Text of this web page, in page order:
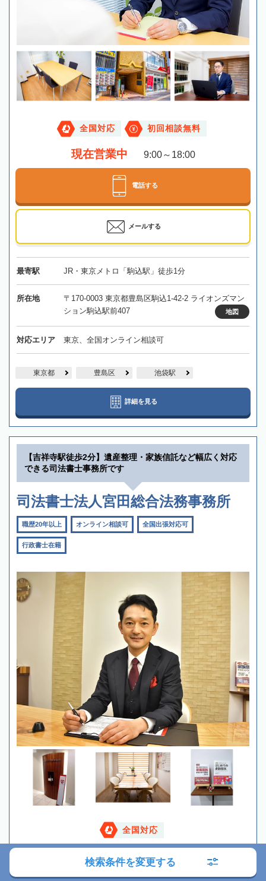
全国対応 初回相談無料
現在営業中 9:00～18:00
電話する
メールする
最寄駅 JR・東京メトロ「駒込駅」徒歩1分
所在地
〒170-0003 東京都豊島区駒込1-42-2 ライオンズマン
ション駒込駅前407
地図
対応エリア 東京、全国オンライン相談可
東京都 豊島区 池袋駅
詳細を見る
【吉祥寺駅徒歩2分】遺産整理・家族信託など幅広く対応
できる司法書士事務所です
司法書士法人宮田総合法務事務所
職歴20年以上 オンライン相談可 全国出張対応可
行政書士在籍
全国対応
現在営業中 8:30～19:00
検索条件を変更する